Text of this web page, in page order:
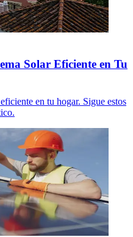
Solar Eficiente en Tu
en tu hogar. Sigue estos